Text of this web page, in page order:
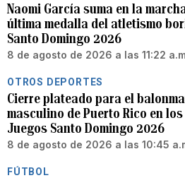
Naomi García suma en la
última medalla del atletismo
Santo Domingo 2026
8 de agosto de 2026 a las 11:22
OTROS DEPORTES
Cierre plateado para el
masculino de Puerto Rico en los
Juegos Santo Domingo 2026
8 de agosto de 2026 a las 10:45
FÚTBOL